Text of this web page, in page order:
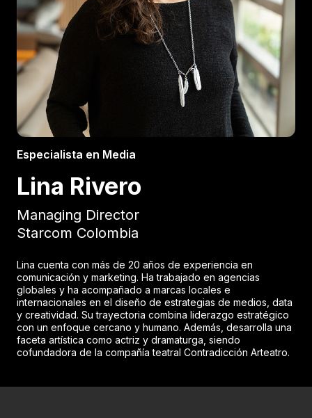
Especialista en Media
Lina Rivero
Managing Director
Starcom Colombia
Lina cuenta con más de 20 años de experiencia en
comunicación y marketing. Ha trabajado en agencias
globales y ha acompañado a marcas locales e
internacionales en el diseño de estrategias de medios, data
y creatividad. Su trayectoria combina liderazgo estratégico
con un enfoque cercano y humano. Además, desarrolla una
faceta artística como actriz y dramaturga, siendo
cofundadora de la compañía teatral Contradicción Arteatro.